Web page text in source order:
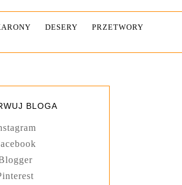
DESERY
PRZETWORY
BLOGA